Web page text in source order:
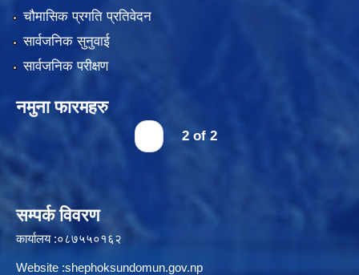
चौमासिक प्रगति प्रतिवेदन
सार्वजनिक सुनुवाई
सार्वजनिक परीक्षण
नमुना फारमहरु
2 of 2
सम्पर्क विवरण
कार्यालय :०८७५५०१६२
Website :shephoksundomun.gov.np